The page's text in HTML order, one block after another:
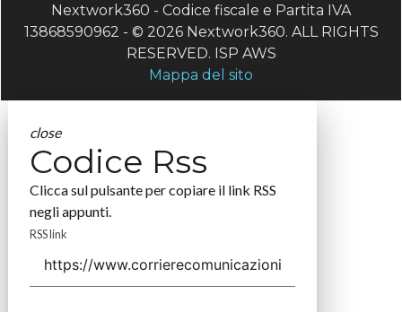
Nextwork360 - Codice fiscale e Partita IVA
13868590962 - © 2026 Nextwork360. ALL RIGHTS
RESERVED. ISP AWS
Mappa del sito
close
Codice Rss
Clicca sul pulsante per copiare il link RSS
negli appunti.
RSS link